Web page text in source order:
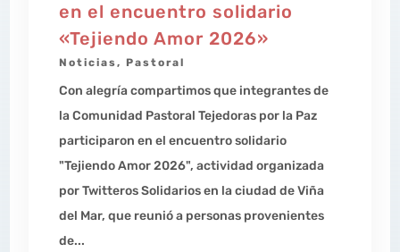
en el encuentro solidario
«Tejiendo Amor 2026»
Noticias, Pastoral
Con alegría compartimos que integrantes de
la Comunidad Pastoral Tejedoras por la Paz
participaron en el encuentro solidario
"Tejiendo Amor 2026", actividad organizada
por Twitteros Solidarios en la ciudad de Viña
del Mar, que reunió a personas provenientes
de...